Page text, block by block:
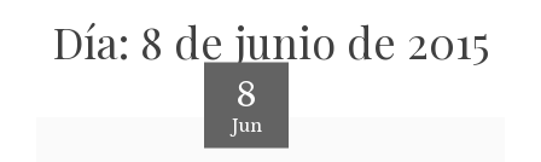
Día: 8 de junio de 2015
8
Jun